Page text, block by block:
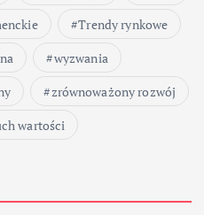
Trendy rynkowe
wyzwania
zrównoważony rozwój
wartości